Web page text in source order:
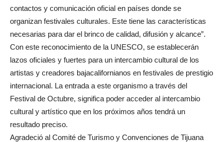
contactos y comunicación oficial en países donde se
organizan festivales culturales. Este tiene las características
necesarias para dar el brinco de calidad, difusión y alcance”.
Con este reconocimiento de la UNESCO, se establecerán
lazos oficiales y fuertes para un intercambio cultural de los
artistas y creadores bajacalifornianos en festivales de prestigio
internacional. La entrada a este organismo a través del
Festival de Octubre, significa poder acceder al intercambio
cultural y artístico que en los próximos años tendrá un
resultado preciso.
Agradeció al Comité de Turismo y Convenciones de Tijuana